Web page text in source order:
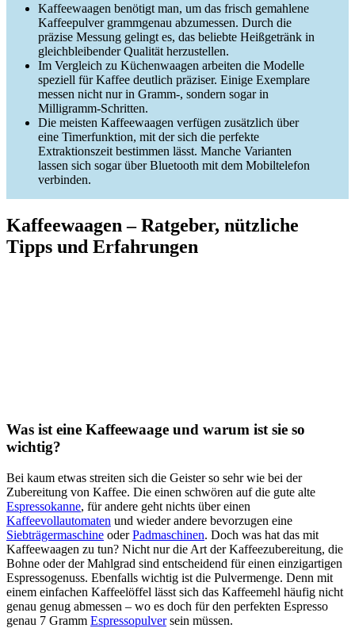
Kaffeewaagen benötigt man, um das frisch gemahlene
Kaffeepulver grammgenau abzumessen. Durch die
präzise Messung gelingt es, das beliebte Heißgetränk in
gleichbleibender Qualität herzustellen.
Im Vergleich zu Küchenwaagen arbeiten die Modelle
speziell für Kaffee deutlich präziser. Einige Exemplare
messen nicht nur in Gramm-, sondern sogar in
Milligramm-Schritten.
Die meisten Kaffeewaagen verfügen zusätzlich über
eine Timerfunktion, mit der sich die perfekte
Extraktionszeit bestimmen lässt. Manche Varianten
lassen sich sogar über Bluetooth mit dem Mobiltelefon
verbinden.
Kaffeewaagen – Ratgeber, nützliche
Tipps und Erfahrungen
Was ist eine Kaffeewaage und warum ist sie so
wichtig?
Bei kaum etwas streiten sich die Geister so sehr wie bei der
Zubereitung von Kaffee. Die einen schwören auf die gute alte
Espressokanne, für andere geht nichts über einen
Kaffeevollautomaten und wieder andere bevorzugen eine
Siebträgermaschine oderPadmaschinen. Doch was hat das mit
Kaffeewaagen zu tun? Nicht nur die Art der Kaffeezubereitung, die
Bohne oder der Mahlgrad sind entscheidend für einen einzigartigen
Espressogenuss. Ebenfalls wichtig ist die Pulvermenge. Denn mit
einem einfachen Kaffeelöffel lässt sich das Kaffeemehl häufig nicht
genau genug abmessen – wo es doch für den perfekten Espresso
genau 7 Gramm Espressopulversein müssen.